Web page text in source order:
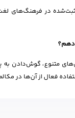
در فرهنگ‌های لغت
دهم؟
متنوع، گوش‌دادن به
فعال از آن‌ها در